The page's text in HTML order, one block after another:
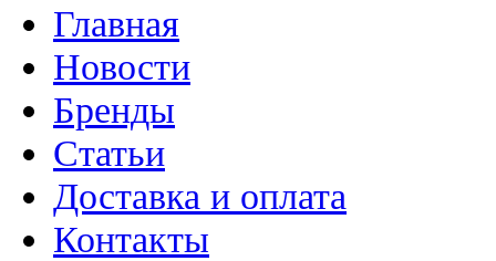
Главная
Новости
Бренды
Статьи
Доставка и оплата
Контакты